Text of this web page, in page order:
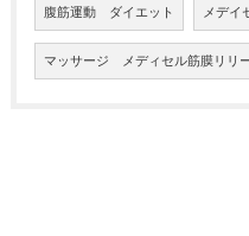
腹筋運動 ダイエット メデイ
マッサージ メディセル筋膜リリ